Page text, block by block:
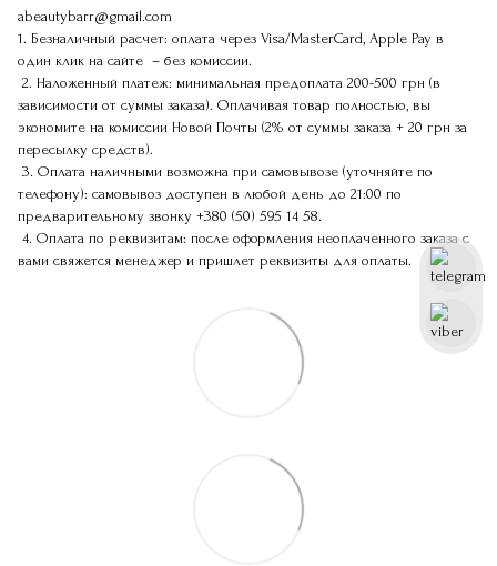
abeautybarr@gmail.com
1. Безналичный расчет: оплата через Visa/MasterCard, Apple Pay в
один клик на сайте – без комиссии.
2. Наложенный платеж: минимальная предоплата 200-500 грн (в
зависимости от суммы заказа). Оплачивая товар полностью, вы
экономите на комиссии Новой Почты (2% от суммы заказа + 20 грн за
пересылку средств).
3. Оплата наличными возможна при самовывозе (уточняйте по
телефону): самовывоз доступен в любой день до 21:00 по
предварительному звонку +380 (50) 595 14 58.
4. Оплата по реквизитам: после оформления неоплаченного заказа с
вами свяжется менеджер и пришлет реквизиты для оплаты.